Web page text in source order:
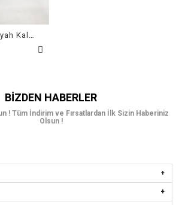
BIZDEN HABERLER
! Tüm İndirim ve Fırsatlardan İlk Sizin Haberiniz
Olsun !